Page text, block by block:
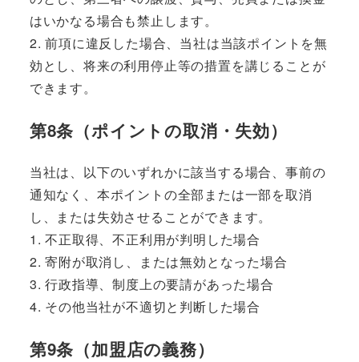
はいかなる場合も禁止します。
2. 前項に違反した場合、当社は当該ポイントを無
効とし、将来の利用停止等の措置を講じることが
できます。
第8条（ポイントの取消・失効）
当社は、以下のいずれかに該当する場合、事前の
通知なく、本ポイントの全部または一部を取消
し、または失効させることができます。
1. 不正取得、不正利用が判明した場合
2. 寄附が取消し、または無効となった場合
3. 行政指導、制度上の要請があった場合
4. その他当社が不適切と判断した場合
第9条（加盟店の義務）